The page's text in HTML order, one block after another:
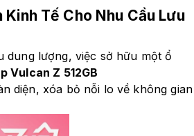
Kinh Tế Cho Nhu Cầu Lưu
dung lượng, việc sở hữu một ổ
Vulcan Z 512GB
diện, xóa bỏ nỗi lo về không gian